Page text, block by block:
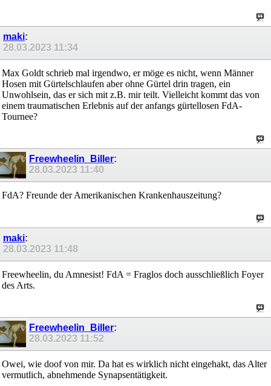
maki:
28.03.2023 11:34
Max Goldt schrieb mal irgendwo, er möge es nicht, wenn Männer
Hosen mit Gürtelschlaufen aber ohne Gürtel drin tragen, ein
Unwohlsein, das er sich mit z.B. mir teilt. Vielleicht kommt das von
einem traumatischen Erlebnis auf der anfangs gürtellosen FdA-
Tournee?
Freewheelin_Biller:
28.03.2023 11:40
FdA? Freunde der Amerikanischen Krankenhauszeitung?
maki:
28.03.2023 11:48
Freewheelin, du Amnesist! FdA = Fraglos doch ausschließlich Foyer
des Arts.
Freewheelin_Biller:
28.03.2023 11:52
Owei, wie doof von mir. Da hat es wirklich nicht eingehakt, das Alter
vermutlich, abnehmende Synapsentätigkeit.